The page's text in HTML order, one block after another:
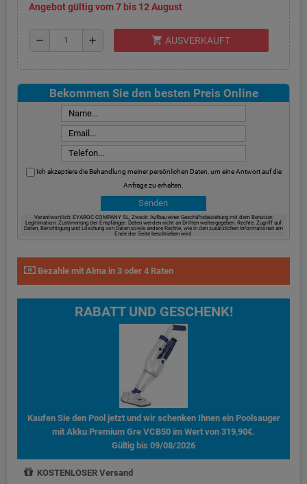
Angebot gültig vom 7 bis 12 August
remove add shopping_cart AUSVERKAUFT
Bekommen Sie den besten Preis Online
Ich akzeptiere die Behandlung meiner persönlichen Daten, um eine Antwort auf die
Anfrage zu erhalten.
Verantwortlich: EYAROC COMPANY SL, Zweck: Aufbau einer Geschäftsbeziehung mit dem Benutzer.
Legitimation: Zustimmung der Empfänger: Daten werden nicht an Dritten weitergegeben. Rechte: Zugriff auf
Daten, Berichtigung und Löschung von Daten sowie andere Rechte, wie in den zusätzlichen Informationen am
Ende der Seite beschrieben wird.
Bezahle mit Alma in 3 oder 4 Raten
RABATT UND GESCHENK!
Kaufen Sie den Pool jetzt und wir schenken Ihnen ein Poolsauger
mit Akku Premium Gre VCB50 im Wert von 319,90€.
Gültig bis 09/08/2026
KOSTENLOSER Versand